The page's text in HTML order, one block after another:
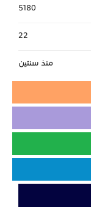
5180
22
منذ سنتين